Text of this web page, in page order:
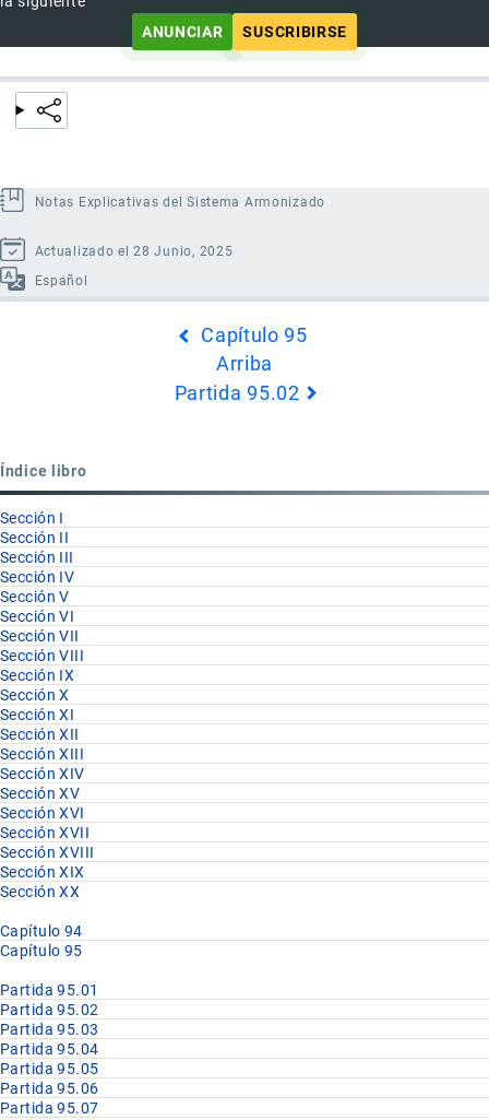
ANUNCIAR
SUSCRIBIRSE
Notas Explicativas del Sistema Armonizado
Actualizado el 28 Junio, 2025
Español
95.01
Capítulo 95
Arriba
Partida 95.02
Índice libro
Sección I
Sección II
Sección III
Sección IV
Sección V
Sección VI
Sección VII
Sección VIII
Sección IX
Sección X
Sección XI
Sección XII
Sección XIII
Sección XIV
Sección XV
Sección XVI
Sección XVII
Sección XVIII
Sección XIX
Sección XX
Capítulo 94
Capítulo 95
Partida 95.01
Partida 95.02
Partida 95.03
Partida 95.04
Partida 95.05
Partida 95.06
Partida 95.07